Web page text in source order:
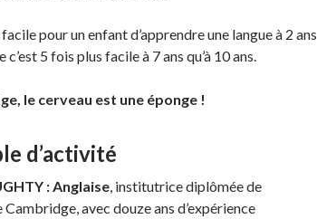
pour un enfant d’apprendre une langue à 2 ans
c’est 5 fois plus facile à 7 ans qu’à 10 ans.
le cerveau est une éponge !
d’activité
:Anglaise, institutrice diplômée de
Cambridge, avec douze ans d’expérience